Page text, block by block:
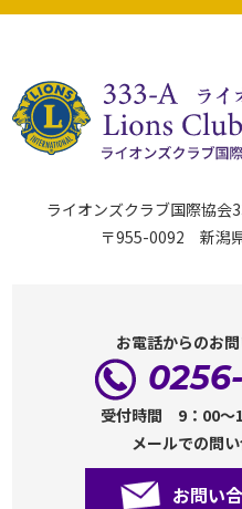
ライオンズクラブ国際協会
〒955-0092 新潟
お電話からのお
受付時間 9：00～
メールでの問
お問い